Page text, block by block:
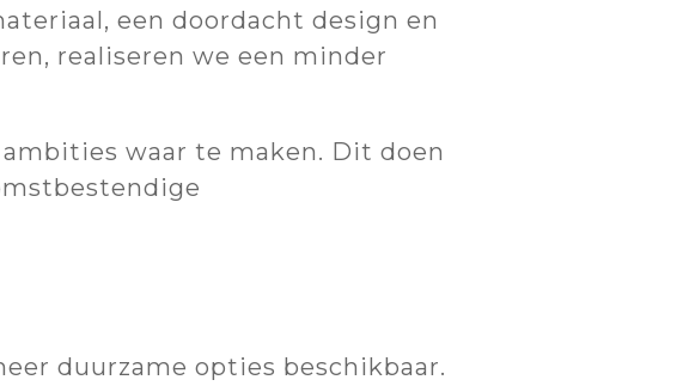
een doordacht design en
realiseren we een minder
waar te maken. Dit doen
duurzame opties beschikbaar.